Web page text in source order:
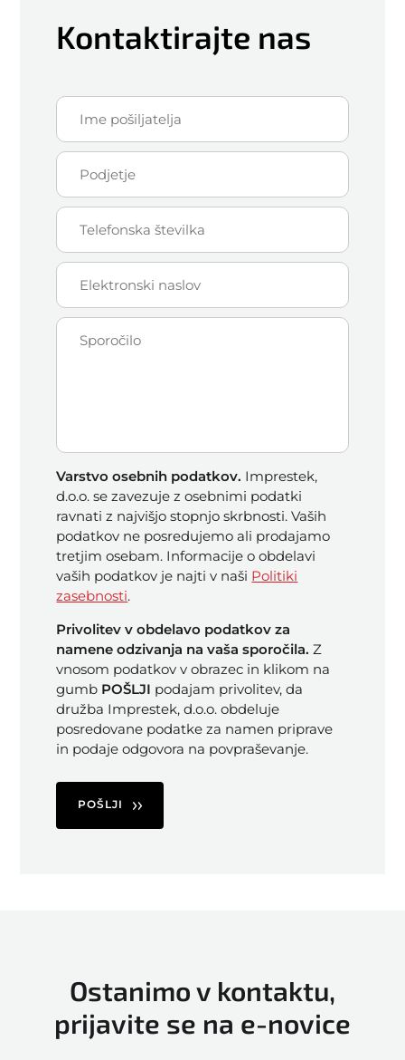
Kontaktirajte nas
Varstvo osebnih podatkov. Imprestek,
d.o.o. se zavezuje z osebnimi podatki
ravnati z najvišjo stopnjo skrbnosti. Vaših
podatkov ne posredujemo ali prodajamo
tretjim osebam. Informacije o obdelavi
vaših podatkov je najti v naši Politiki
zasebnosti.
Privolitev v obdelavo podatkov za
namene odzivanja na vaša sporočila. Z
vnosom podatkov v obrazec in klikom na
gumb POŠLJI podajam privolitev, da
družba Imprestek, d.o.o. obdeluje
posredovane podatke za namen priprave
in podaje odgovora na povpraševanje.
POŠLJI
Ostanimo v kontaktu,
prijavite se na e-novice